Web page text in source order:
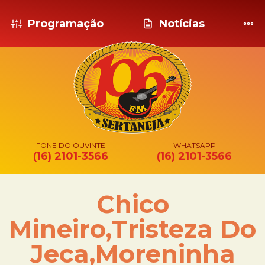
Programação Notícias
FONE DO OUVINTE
(16) 2101-3566
WHATSAPP
(16) 2101-3566
Chico
Mineiro,Tristeza Do
Jeca,Moreninha